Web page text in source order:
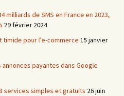
milliards de SMS en France en 2023,
29 février 2024
pour l’e-commerce 15 janvier
payantes dans Google
services simples et gratuits 26 juin